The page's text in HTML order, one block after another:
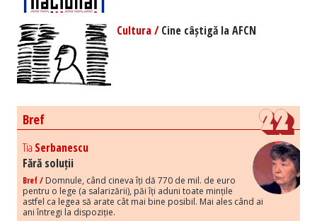
Cultura /Cine câștigă la AFCN
Bref
Tia Serbanescu
Fără soluții
Bref / Domnule, când cineva îți dă 770 de mil. de euro
pentru o lege (a salarizării), păi îți aduni toate mințile
astfel ca legea să arate cât mai bine posibil. Mai ales când ai
ani întregi la dispoziție.